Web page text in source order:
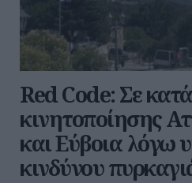
Red Code: Σε
κινητοποίησης
και Εύβοια λόγω
κινδύνου